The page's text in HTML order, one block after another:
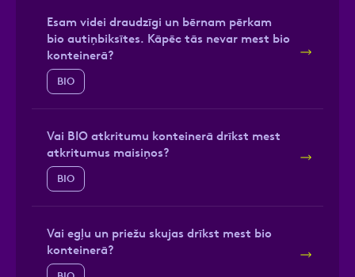
Esam videi draudzīgi un bērnam pērkam
bio autiņbiksītes. Kāpēc tās nevar mest bio
konteinerā?
BIO
Vai BIO atkritumu konteinerā drīkst mest
atkritumus maisiņos?
BIO
Vai egļu un priežu skujas drīkst mest bio
konteinerā?